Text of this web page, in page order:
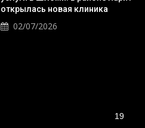
открылась новая клиника
02/07/2026
19